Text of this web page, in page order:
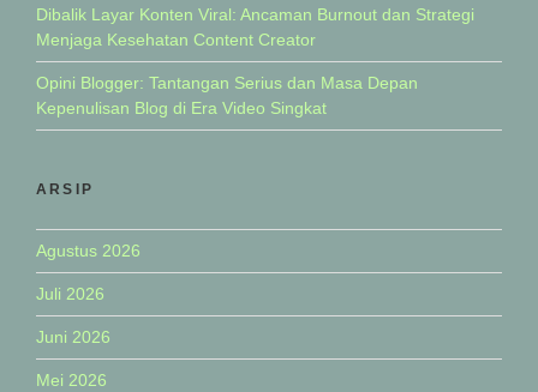
Dibalik Layar Konten Viral: Ancaman Burnout dan Strategi
Menjaga Kesehatan Content Creator
Opini Blogger: Tantangan Serius dan Masa Depan
Kepenulisan Blog di Era Video Singkat
ARSIP
Agustus 2026
Juli 2026
Juni 2026
Mei 2026